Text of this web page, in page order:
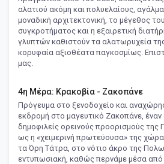
αλατιού ακόμη και πολυελαίους,
μοναδική αρχιτεκτονική, το μέγεθος
συγκροτήματος και η εξαιρετική
γλυπτών καθιστούν τα αλατωρυχεία
κορυφαία αξιοθέατα παγκοσμίως.
μας.
4η Μέρα: Κρακοβία - Ζακοπάνε
Πρόγευμα στο ξενοδοχείο και
εκδρομή στο μαγευτικό Ζακοπάνε, έναν
δημοφιλείς ορεινούς προορισμούς της
ως η «χειμερινή πρωτεύουσα» της
τα Όρη Τάτρα, στο νότιο άκρο της
εντυπωσιακή, καθώς περνάμε μέσα από